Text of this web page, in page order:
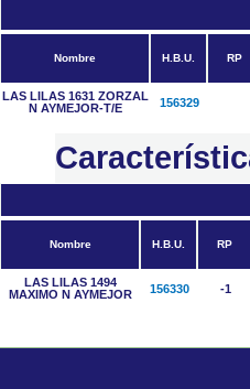
Nombre H.B.U. RP
LAS LILAS 1631 ZORZAL
N AYMEJOR-T/E
156329
Nombre H.B.U. RP
LAS LILAS 1494
MAXIMO N AYMEJOR
156330 -1